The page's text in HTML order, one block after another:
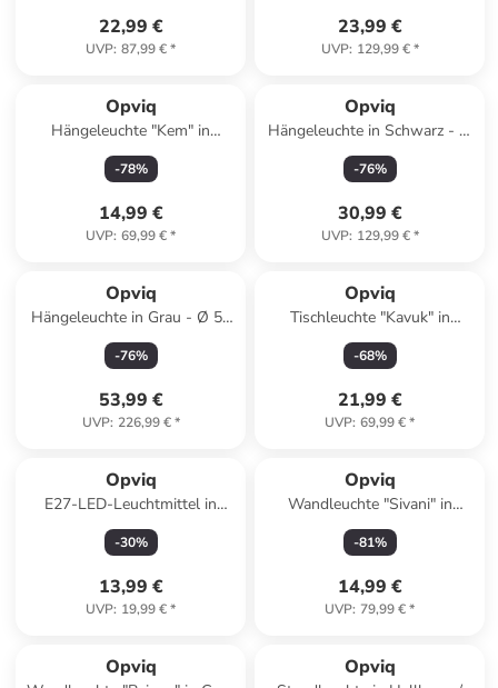
22,99 €
UVP: 87,99 €*
23,99 €
UVP: 129,99 €*
Opviq
Hängeleuchte "Kem" in
Schwarz - Ø 14 cm
-78%
14,99 €
UVP: 69,99 €*
Opviq
Hängeleuchte in Schwarz - Ø
30 cm
-76%
30,99 €
UVP: 129,99 €*
Opviq
Hängeleuchte in Grau - Ø 50
cm
-76%
53,99 €
UVP: 226,99 €*
Opviq
Tischleuchte "Kavuk" in
Hellbraun - (H)15 x Ø 9,5 cm
-68%
21,99 €
UVP: 69,99 €*
Opviq
E27-LED-Leuchtmittel in
Warmweiß - EEK F (A bis G)
-30%
13,99 €
UVP: 19,99 €*
Opviq
Wandleuchte "Sivani" in
Schwarz - (B)16 x (H)35 cm
-81%
14,99 €
UVP: 79,99 €*
Opviq Opviq